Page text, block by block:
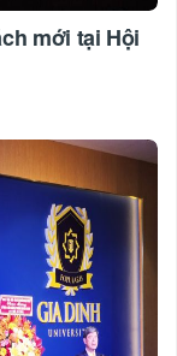
mới tại Hội